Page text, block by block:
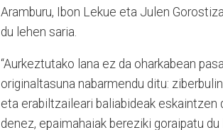
Aramburu, Ibon Lekue eta Julen
du lehen saria.
“Aurkeztutako lana ez da oharkabean
originaltasuna nabarmendu ditu:
eta erabiltzaileari baliabideak eskaintzen
denez, epaimahaiak bereziki goraipatu du